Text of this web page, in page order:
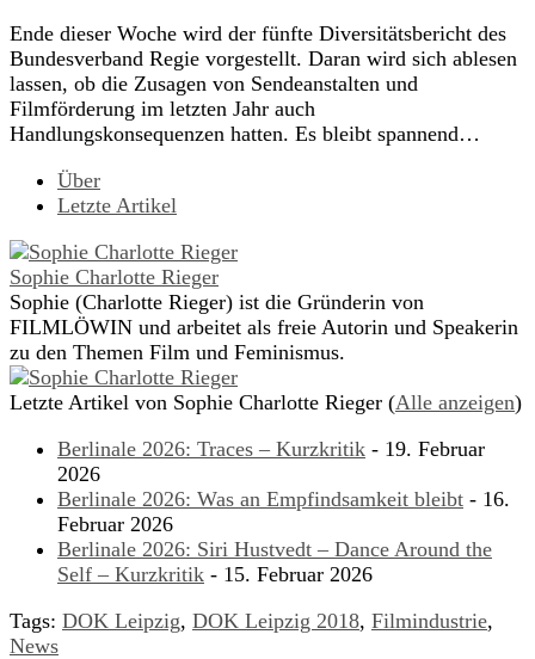
Ende dieser Woche wird der fünfte Diversitätsbericht des
Bundesverband Regie vorgestellt. Daran wird sich ablesen
lassen, ob die Zusagen von Sendeanstalten und
Filmförderung im letzten Jahr auch
Handlungskonsequenzen hatten. Es bleibt spannend…
Über
Letzte Artikel
Sophie Charlotte Rieger
Sophie (Charlotte Rieger) ist die Gründerin von
FILMLÖWIN und arbeitet als freie Autorin und Speakerin
zu den Themen Film und Feminismus.
Letzte Artikel von Sophie Charlotte Rieger (Alle anzeigen)
Berlinale 2026: Traces – Kurzkritik - 19. Februar
2026
Berlinale 2026: Was an Empfindsamkeit bleibt - 16.
Februar 2026
Berlinale 2026: Siri Hustvedt – Dance Around the
Self – Kurzkritik - 15. Februar 2026
Tags: DOK Leipzig, DOK Leipzig 2018, Filmindustrie,
News